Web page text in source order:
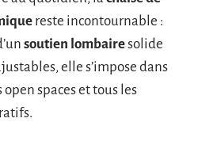
reste incontournable :
soutien lombairesolide
elle s’impose dans
open spaces et tous les